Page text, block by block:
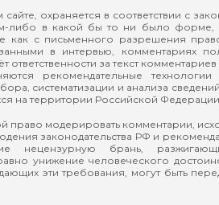
охраняется в соответствии с
либо в какой бы то ни было форме,
как с письменного разрешения
в интервью, комментариях
за текст комментариев
рекомендательные технологии
систематизации и анализа
на территории Российской
право модерировать комментарии,
законодательства РФ и
нецензурную брань,
унижение человеческого
эти требования, могут быть